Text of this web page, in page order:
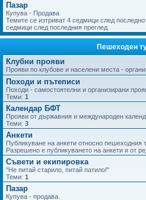
Пазар
Купува - Продава
Темите се изтриват 4 седмици след
седмици след последния преглед.
Пешеходен
Клубни прояви
Прояви по клубове и населени места -
Походи и пътеписи
Походи - самостоятелни и организирани
Теми: 1
Календар БФТ
Прояви от държавния и международен
Теми: 3
Анкети
Публикуване на анкети относно пешеходния
Разрешено е публикуването на анкети и от
Съвети и екипировка
"Не питай старило, питай патило!"
Теми: 1
Пазар
Купува - продава.